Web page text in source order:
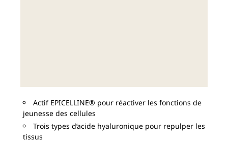
Actif EPICELLINE® pour réactiver les fonctions de
jeunesse des cellules
Trois types d’acide hyaluronique pour repulper les
tissus